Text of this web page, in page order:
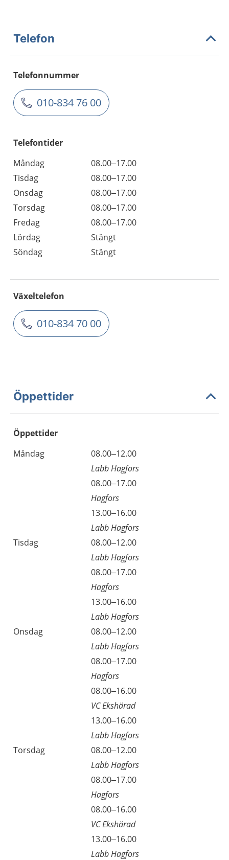
Telefon
Telefonnummer
010-834 76 00
Telefontider
Måndag
08.00–17.00
Tisdag
08.00–17.00
Onsdag
08.00–17.00
Torsdag
08.00–17.00
Fredag
08.00–17.00
Lördag
Stängt
Söndag
Stängt
Växeltelefon
010-834 70 00
Öppettider
Öppettider
Dag
Öppettider
Kommentarer
Måndag
08.00–12.00
Labb Hagfors
08.00–17.00
Hagfors
13.00–16.00
Labb Hagfors
Tisdag
08.00–12.00
Labb Hagfors
08.00–17.00
Hagfors
13.00–16.00
Labb Hagfors
Onsdag
08.00–12.00
Labb Hagfors
08.00–17.00
Hagfors
08.00–16.00
VC Ekshärad
13.00–16.00
Labb Hagfors
Torsdag
08.00–12.00
Labb Hagfors
08.00–17.00
Hagfors
08.00–16.00
VC Ekshärad
13.00–16.00
Labb Hagfors